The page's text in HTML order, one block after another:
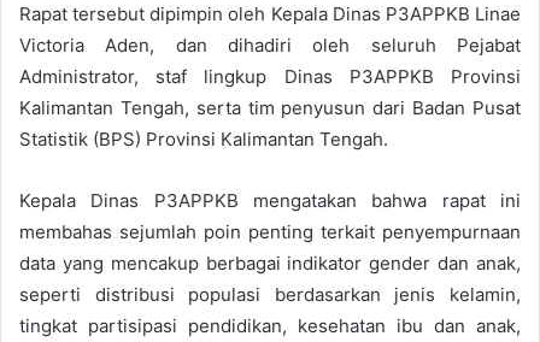
Rapat tersebut dipimpin oleh Kepala Dinas P3APPKB Linae
Victoria Aden, dan dihadiri oleh seluruh Pejabat
Administrator, staf lingkup Dinas P3APPKB Provinsi
Kalimantan Tengah, serta tim penyusun dari Badan Pusat
Statistik (BPS) Provinsi Kalimantan Tengah.
Kepala Dinas P3APPKB mengatakan bahwa rapat ini
membahas sejumlah poin penting terkait penyempurnaan
data yang mencakup berbagai indikator gender dan anak,
seperti distribusi populasi berdasarkan jenis kelamin,
tingkat partisipasi pendidikan, kesehatan ibu dan anak,